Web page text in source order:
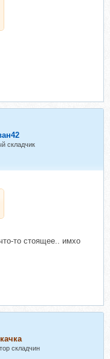
складчик
то стоящее.. имхо
складчин